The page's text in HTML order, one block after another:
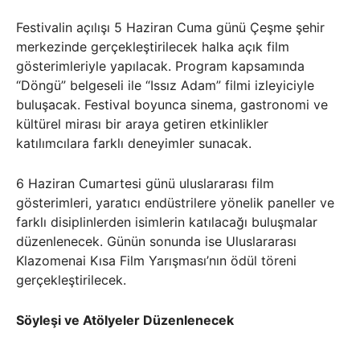
Festivalin açılışı 5 Haziran Cuma günü Çeşme şehir
merkezinde gerçekleştirilecek halka açık film
gösterimleriyle yapılacak. Program kapsamında
“Döngü” belgeseli ile “Issız Adam” filmi izleyiciyle
buluşacak. Festival boyunca sinema, gastronomi ve
kültürel mirası bir araya getiren etkinlikler
katılımcılara farklı deneyimler sunacak.
6 Haziran Cumartesi günü uluslararası film
gösterimleri, yaratıcı endüstrilere yönelik paneller ve
farklı disiplinlerden isimlerin katılacağı buluşmalar
düzenlenecek. Günün sonunda ise Uluslararası
Klazomenai Kısa Film Yarışması’nın ödül töreni
gerçekleştirilecek.
Söyleşi ve Atölyeler Düzenlenecek